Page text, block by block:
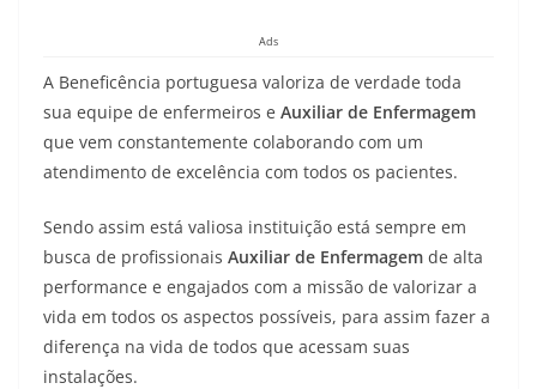
Ads
A Beneficência portuguesa valoriza de verdade toda
sua equipe de enfermeiros e Auxiliar de Enfermagem
que vem constantemente colaborando com um
atendimento de excelência com todos os pacientes.
Sendo assim está valiosa instituição está sempre em
busca de profissionais Auxiliar de Enfermagem de alta
performance e engajados com a missão de valorizar a
vida em todos os aspectos possíveis, para assim fazer a
diferença na vida de todos que acessam suas
instalações.